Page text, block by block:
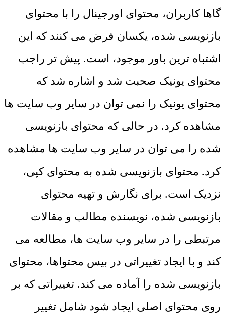
گاها کاربران، محتوای اورجینال را با محتوای
بازنویسی شده، یکسان فرض می کنند که این
اشتباه ترین باور موجود، است. پیش تر راجب
محتوای یونیک صحبت شد و اشاره شد که
محتوای یونیک را نمی توان در سایر وب سایت ها
مشاهده کرد. در حالی که محتوای بازنویسی
شده را می توان در سایر وب سایت ها مشاهده
کرد. محتوای بازنویسی شده به محتوای کپی،
نزدیک است. برای نگارش و تهیه محتوای
بازنویسی شده، نویسنده مطالب و مقالات
مرتبطی را در سایر وب سایت ها، مطالعه می
کند و با ایجاد تغییراتی در بیس محتواها، محتوای
بازنویسی شده را آماده می کند. تغییراتی که بر
روی محتوای اصلی ایجاد شود شامل تغییر